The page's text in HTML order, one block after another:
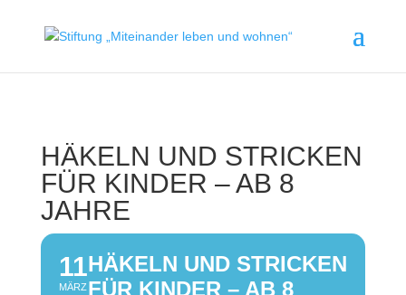
HÄKELN UND STRICKEN
FÜR KINDER – AB 8
JAHRE
11
MÄRZ
HÄKELN UND STRICKEN
FÜR KINDER – AB 8